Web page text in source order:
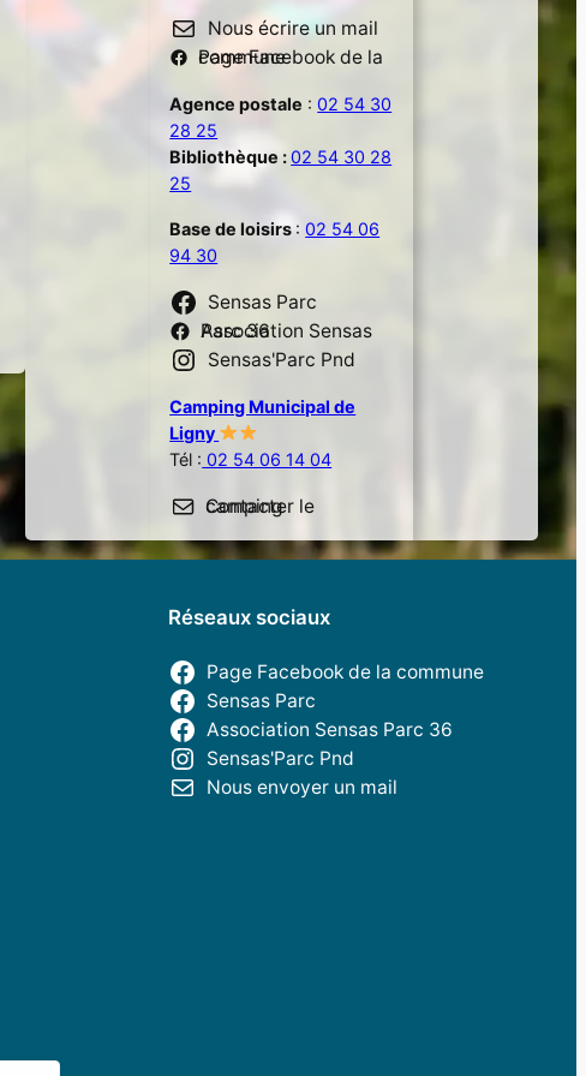
Nous écrire un mail
Page Facebook de la commune
Agence postale :02 54 30
28 25
Bibliothèque :02 54 30 28
25
Base de loisirs :02 54 06
94 30
Sensas Parc
Association Sensas Parc 36
Sensas'Parc Pnd
Camping Municipal de
Ligny
Tél : 02 54 06 14 04
Contacter le camping
Réseaux sociaux
Page Facebook de la commune
Sensas Parc
Association Sensas Parc 36
Sensas'Parc Pnd
Nous envoyer un mail